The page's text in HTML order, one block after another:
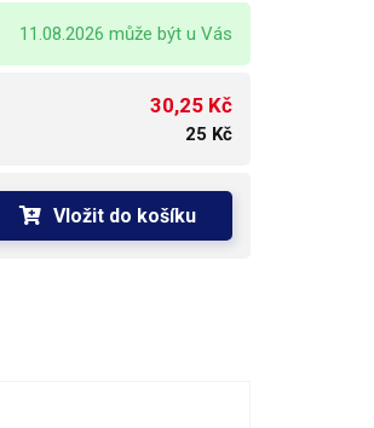
11.08.2026 může být u Vás
30,25 Kč
25 Kč
Vložit do košíku